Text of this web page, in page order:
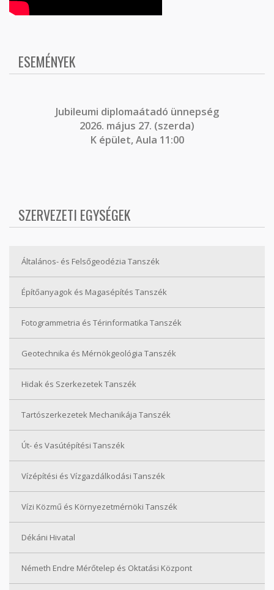
ESEMÉNYEK
Jubileumi diplomaátadó ünnepség
2026. május 27. (szerda)
K épület, Aula 11:00
SZERVEZETI EGYSÉGEK
Általános- és Felsőgeodézia Tanszék
Építőanyagok és Magasépítés Tanszék
Fotogrammetria és Térinformatika Tanszék
Geotechnika és Mérnökgeológia Tanszék
Hidak és Szerkezetek Tanszék
Tartószerkezetek Mechanikája Tanszék
Út- és Vasútépítési Tanszék
Vízépítési és Vízgazdálkodási Tanszék
Vízi Közmű és Környezetmérnöki Tanszék
Dékáni Hivatal
Németh Endre Mérőtelep és Oktatási Központ